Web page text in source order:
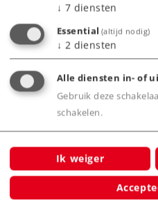
Productinfo
↓ 7 diensten
Essential (altijd nodig)
↓ 2 diensten
Alle diensten in- of
Gebruik deze
schakelen.
Ik weiger